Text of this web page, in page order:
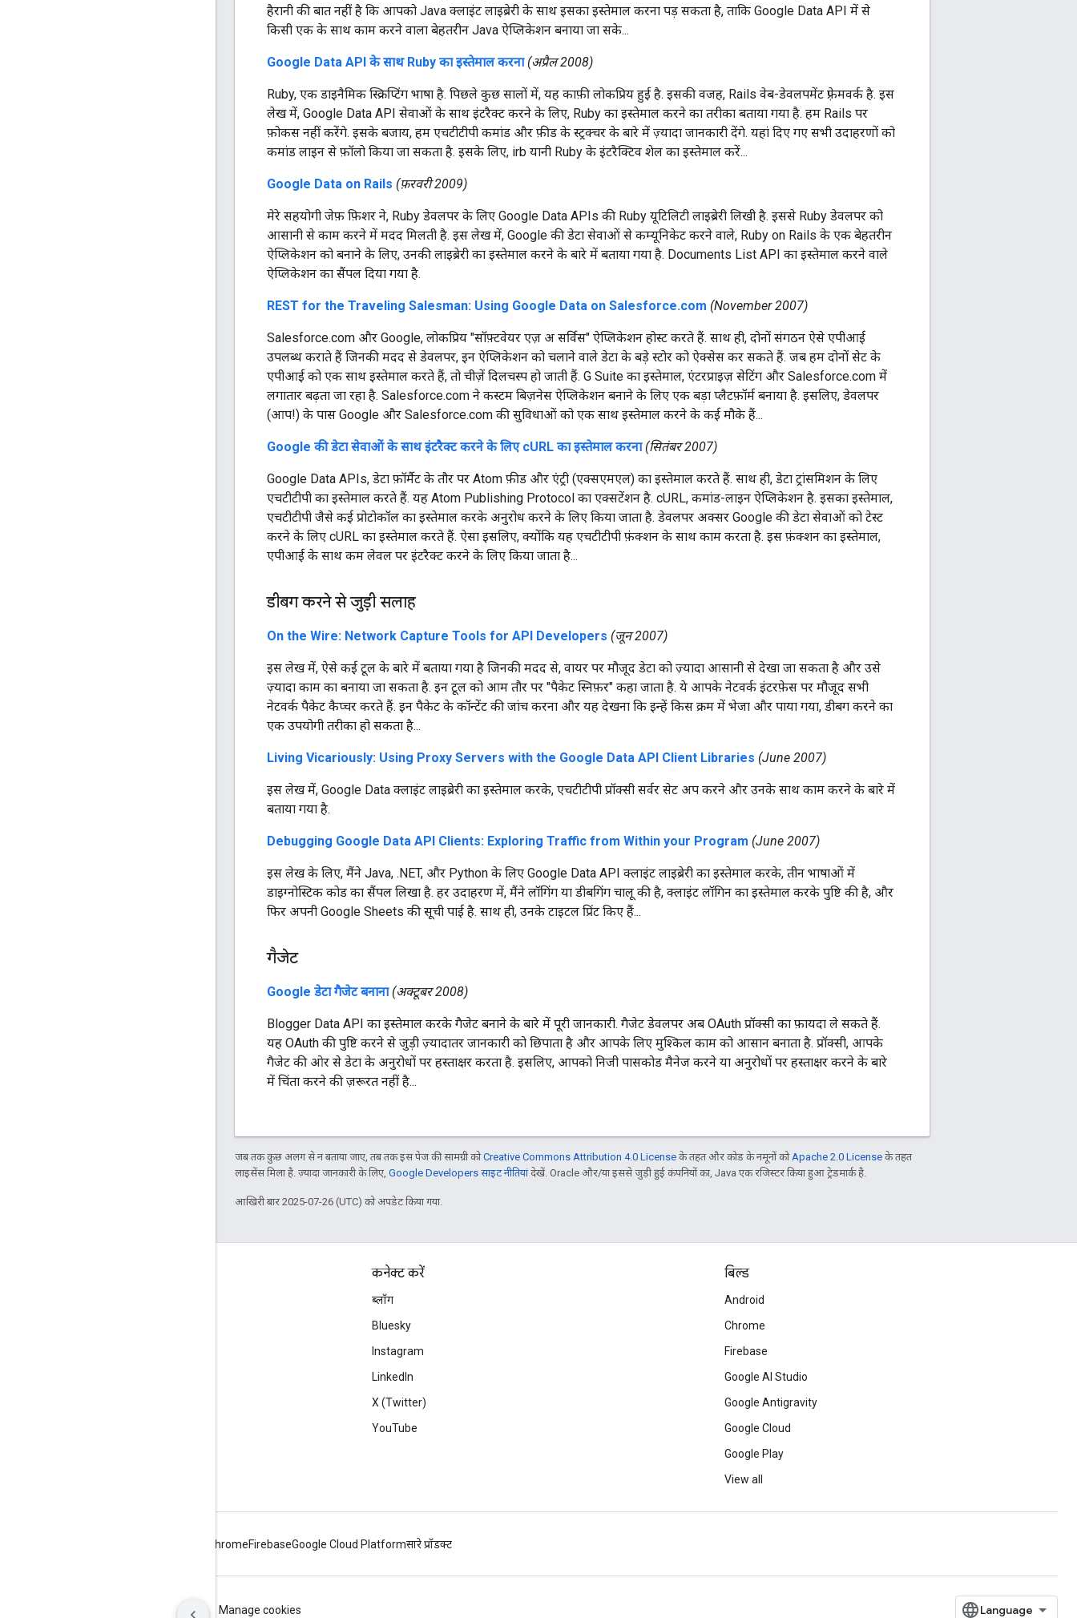
हैरानी की बात नहीं है कि आपको Java क्लाइंट लाइब्रेरी के साथ इसका इस्तेमाल करना पड़ सकता है, ताकि Google Data API में से
किसी एक के साथ काम करने वाला बेहतरीन Java ऐप्लिकेशन बनाया जा सके...
Google Data API के साथ Ruby का इस्तेमाल करना (अप्रैल 2008)
Ruby, एक डाइनैमिक स्क्रिप्टिंग भाषा है. पिछले कुछ सालों में, यह काफ़ी लोकप्रिय हुई है. इसकी वजह, Rails वेब-डेवलपमेंट फ़्रेमवर्क है. इस
लेख में, Google Data API सेवाओं के साथ इंटरैक्ट करने के लिए, Ruby का इस्तेमाल करने का तरीका बताया गया है. हम Rails पर
फ़ोकस नहीं करेंगे. इसके बजाय, हम एचटीटीपी कमांड और फ़ीड के स्ट्रक्चर के बारे में ज़्यादा जानकारी देंगे. यहां दिए गए सभी उदाहरणों को
कमांड लाइन से फ़ॉलो किया जा सकता है. इसके लिए, irb यानी Ruby के इंटरैक्टिव शेल का इस्तेमाल करें...
Google Data on Rails (फ़रवरी 2009)
मेरे सहयोगी जेफ़ फ़िशर ने, Ruby डेवलपर के लिए Google Data APIs की Ruby यूटिलिटी लाइब्रेरी लिखी है. इससे Ruby डेवलपर को
आसानी से काम करने में मदद मिलती है. इस लेख में, Google की डेटा सेवाओं से कम्यूनिकेट करने वाले, Ruby on Rails के एक बेहतरीन
ऐप्लिकेशन को बनाने के लिए, उनकी लाइब्रेरी का इस्तेमाल करने के बारे में बताया गया है. Documents List API का इस्तेमाल करने वाले
ऐप्लिकेशन का सैंपल दिया गया है.
REST for the Traveling Salesman: Using Google Data on Salesforce.com (November 2007)
Salesforce.com और Google, लोकप्रिय "सॉफ़्टवेयर एज़ अ सर्विस" ऐप्लिकेशन होस्ट करते हैं. साथ ही, दोनों संगठन ऐसे एपीआई
उपलब्ध कराते हैं जिनकी मदद से डेवलपर, इन ऐप्लिकेशन को चलाने वाले डेटा के बड़े स्टोर को ऐक्सेस कर सकते हैं. जब हम दोनों सेट के
एपीआई को एक साथ इस्तेमाल करते हैं, तो चीज़ें दिलचस्प हो जाती हैं. G Suite का इस्तेमाल, एंटरप्राइज़ सेटिंग और Salesforce.com में
लगातार बढ़ता जा रहा है. Salesforce.com ने कस्टम बिज़नेस ऐप्लिकेशन बनाने के लिए एक बड़ा प्लैटफ़ॉर्म बनाया है. इसलिए, डेवलपर
(आप!) के पास Google और Salesforce.com की सुविधाओं को एक साथ इस्तेमाल करने के कई मौके हैं...
Google की डेटा सेवाओं के साथ इंटरैक्ट करने के लिए cURL का इस्तेमाल करना (सितंबर 2007)
Google Data APIs, डेटा फ़ॉर्मैट के तौर पर Atom फ़ीड और एंट्री (एक्सएमएल) का इस्तेमाल करते हैं. साथ ही, डेटा ट्रांसमिशन के लिए
एचटीटीपी का इस्तेमाल करते हैं. यह Atom Publishing Protocol का एक्सटेंशन है. cURL, कमांड-लाइन ऐप्लिकेशन है. इसका इस्तेमाल,
एचटीटीपी जैसे कई प्रोटोकॉल का इस्तेमाल करके अनुरोध करने के लिए किया जाता है. डेवलपर अक्सर Google की डेटा सेवाओं को टेस्ट
करने के लिए cURL का इस्तेमाल करते हैं. ऐसा इसलिए, क्योंकि यह एचटीटीपी फ़ंक्शन के साथ काम करता है. इस फ़ंक्शन का इस्तेमाल,
एपीआई के साथ कम लेवल पर इंटरैक्ट करने के लिए किया जाता है...
डीबग करने से जुड़ी सलाह
On the Wire: Network Capture Tools for API Developers (जून 2007)
इस लेख में, ऐसे कई टूल के बारे में बताया गया है जिनकी मदद से, वायर पर मौजूद डेटा को ज़्यादा आसानी से देखा जा सकता है और उसे
ज़्यादा काम का बनाया जा सकता है. इन टूल को आम तौर पर "पैकेट स्निफ़र" कहा जाता है. ये आपके नेटवर्क इंटरफ़ेस पर मौजूद सभी
नेटवर्क पैकेट कैप्चर करते हैं. इन पैकेट के कॉन्टेंट की जांच करना और यह देखना कि इन्हें किस क्रम में भेजा और पाया गया, डीबग करने का
एक उपयोगी तरीका हो सकता है...
Living Vicariously: Using Proxy Servers with the Google Data API Client Libraries (June 2007)
इस लेख में, Google Data क्लाइंट लाइब्रेरी का इस्तेमाल करके, एचटीटीपी प्रॉक्सी सर्वर सेट अप करने और उनके साथ काम करने के बारे में
बताया गया है.
Debugging Google Data API Clients: Exploring Traffic from Within your Program (June 2007)
इस लेख के लिए, मैंने Java, .NET, और Python के लिए Google Data API क्लाइंट लाइब्रेरी का इस्तेमाल करके, तीन भाषाओं में
डाइग्नोस्टिक कोड का सैंपल लिखा है. हर उदाहरण में, मैंने लॉगिंग या डीबगिंग चालू की है, क्लाइंट लॉगिन का इस्तेमाल करके पुष्टि की है, और
फिर अपनी Google Sheets की सूची पाई है. साथ ही, उनके टाइटल प्रिंट किए हैं...
गैजेट
Google डेटा गैजेट बनाना (अक्टूबर 2008)
Blogger Data API का इस्तेमाल करके गैजेट बनाने के बारे में पूरी जानकारी. गैजेट डेवलपर अब OAuth प्रॉक्सी का फ़ायदा ले सकते हैं.
यह OAuth की पुष्टि करने से जुड़ी ज़्यादातर जानकारी को छिपाता है और आपके लिए मुश्किल काम को आसान बनाता है. प्रॉक्सी, आपके
गैजेट की ओर से डेटा के अनुरोधों पर हस्ताक्षर करता है. इसलिए, आपको निजी पासकोड मैनेज करने या अनुरोधों पर हस्ताक्षर करने के बारे
में चिंता करने की ज़रूरत नहीं है...
जब तक कुछ अलग से न बताया जाए, तब तक इस पेज की सामग्री कोCreative Commons Attribution 4.0 License के तहत और कोड के नमूनों को Apache 2.0 License के तहत
लाइसेंस मिला है. ज़्यादा जानकारी के लिए, Google Developers साइट नीतियांदेखें. Oracle और/या इससे जुड़ी हुई कंपनियों का, Java एक रजिस्टर किया हुआ ट्रेडमार्क है.
आखिरी बार 2025-07-26 (UTC) को अपडेट किया गया.
कनेक्ट करें
ब्लॉग
Bluesky
Instagram
LinkedIn
X (Twitter)
YouTube
बिल्ड
Android
Chrome
Firebase
Google AI Studio
Google Antigravity
Google Cloud
Google Play
View all
ChromeFirebaseGoogle Cloud Platformसारे प्रॉडक्ट
ICP证合字B2-20070004号 Manage cookies